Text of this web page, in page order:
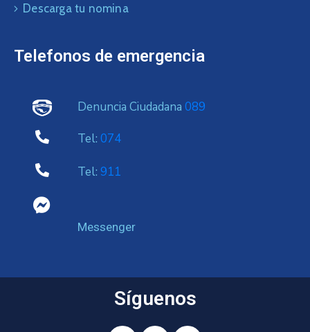
Descarga tu nomina
Telefonos de emergencia
Denuncia Ciudadana 089
Tel: 074
Tel: 911
Messenger
Síguenos